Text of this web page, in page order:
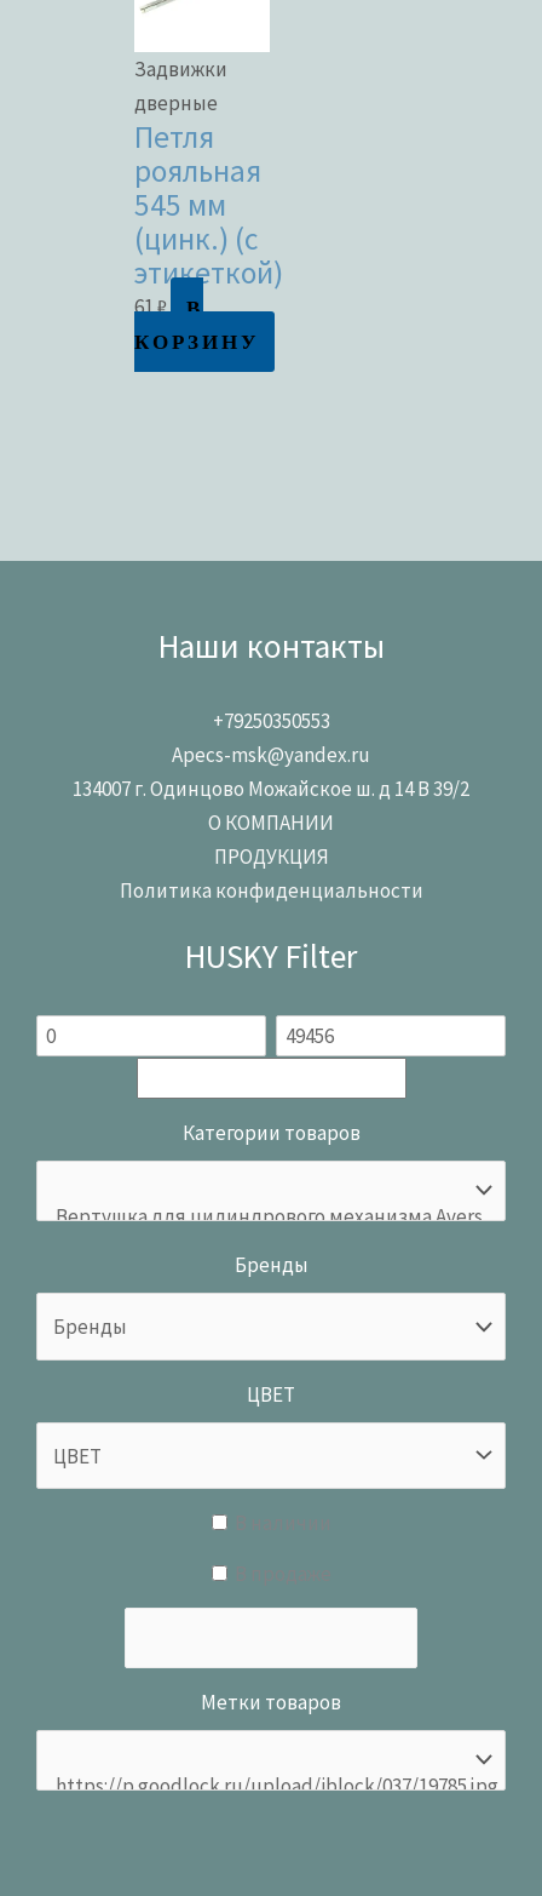
Задвижки
дверные
Петля
рояльная
545 мм
(цинк.) (с
этикеткой)
61₽
В
КОРЗИНУ
Наши контакты
+79250350553
Apecs-msk@yandex.ru
134007 г. Одинцово Можайское ш. д 14 В 39/2
О КОМПАНИИ
ПРОДУКЦИЯ
Политика конфиденциальности
HUSKY Filter
Категории товаров
Бренды
ЦВЕТ
Метки товаров